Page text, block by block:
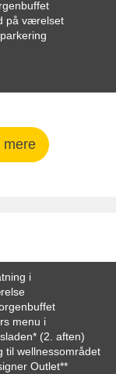
på værelset
i
menu i
(2. aften)
til wellnessområdet
Outlet**